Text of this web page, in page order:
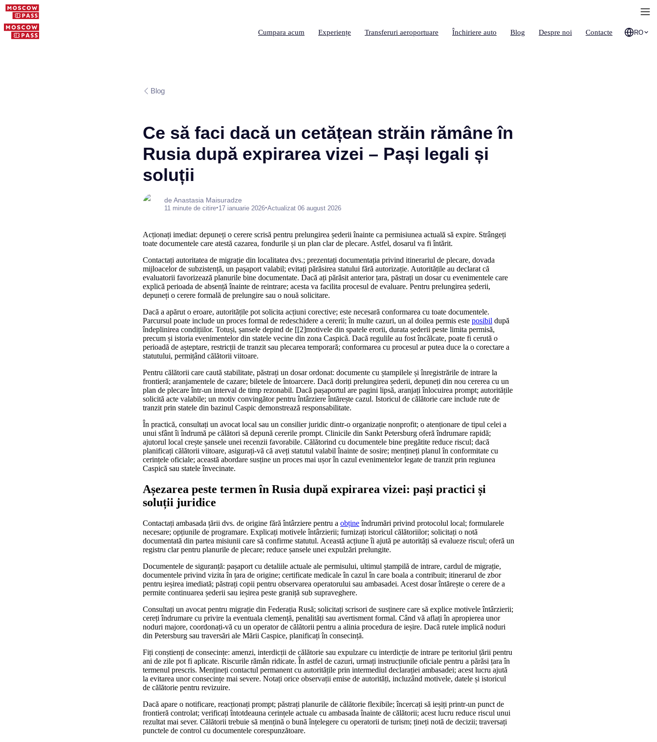
Cumpara acum Experiențe Transferuri aeroportuare Închiriere auto Blog Despre noi Contacte RO
Blog
Ce să faci dacă un cetățean străin rămâne în
Rusia după expirarea vizei – Pași legali și
soluții
de Anastasia Maisuradze
11 minute de citire•17 ianuarie 2026•Actualizat 06 august 2026
Acționați imediat: depuneți o cerere scrisă pentru prelungirea șederii înainte ca permisiunea actuală să expire. Strângeți
toate documentele care atestă cazarea, fondurile și un plan clar de plecare. Astfel, dosarul va fi întărit.
Contactați autoritatea de migrație din localitatea dvs.; prezentați documentația privind itinerariul de plecare, dovada
mijloacelor de subzistență, un pașaport valabil; evitați părăsirea statului fără autorizație. Autoritățile au declarat că
evaluatorii favorizează planurile bine documentate. Dacă ați părăsit anterior țara, păstrați un dosar cu evenimentele care
explică perioada de absență înainte de reintrare; acesta va facilita procesul de evaluare. Pentru prelungirea șederii,
depuneți o cerere formală de prelungire sau o nouă solicitare.
Dacă a apărut o eroare, autoritățile pot solicita acțiuni corective; este necesară conformarea cu toate documentele.
Parcursul poate include un proces formal de redeschidere a cererii; în multe cazuri, un al doilea permis este posibil după
îndeplinirea condițiilor. Totuși, șansele depind de [[2]motivele din spatele erorii, durata șederii peste limita permisă,
precum și istoria evenimentelor din statele vecine din zona Caspică. Dacă regulile au fost încălcate, poate fi cerută o
perioadă de așteptare, restricții de tranzit sau plecarea temporară; conformarea cu procesul ar putea duce la o corectare a
statutului, permițând călătorii viitoare.
Pentru călătorii care caută stabilitate, păstrați un dosar ordonat: documente cu ștampilele și înregistrările de intrare la
frontieră; aranjamentele de cazare; biletele de întoarcere. Dacă doriți prelungirea șederii, depuneți din nou cererea cu un
plan de plecare într-un interval de timp rezonabil. Dacă pașaportul are pagini lipsă, aranjați înlocuirea prompt; autoritățile
solicită acte valabile; un motiv convingător pentru întârziere întărește cazul. Istoricul de călătorie care include rute de
tranzit prin statele din bazinul Caspic demonstrează responsabilitate.
În practică, consultați un avocat local sau un consilier juridic dintr-o organizație nonprofit; o atenționare de tipul celei a
unui sfânt îi îndrumă pe călători să depună cererile prompt. Clinicile din Sankt Petersburg oferă îndrumare rapidă;
ajutorul local crește șansele unei recenzii favorabile. Călătorind cu documentele bine pregătite reduce riscul; dacă
planificați călătorii viitoare, asigurați-vă că aveți statutul valabil înainte de sosire; mențineți planul în conformitate cu
cerințele oficiale; această abordare susține un proces mai ușor în cazul evenimentelor legate de tranzit prin regiunea
Caspică sau statele învecinate.
Așezarea peste termen în Rusia după expirarea vizei: pași practici și
soluții juridice
Contactați ambasada țării dvs. de origine fără întârziere pentru a obțineîndrumări privind protocolul local; formularele
necesare; opțiunile de programare. Explicați motivele întârzierii; furnizați istoricul călătoriilor; solicitați o notă
documentată din partea misiunii care să confirme statutul. Această acțiune îi ajută pe autorități să evalueze riscul; oferă un
registru clar pentru planurile de plecare; reduce șansele unei expulzări prelungite.
Documentele de siguranță: pașaport cu detaliile actuale ale permisului, ultimul ștampilă de intrare, cardul de migrație,
documentele privind vizita în țara de origine; certificate medicale în cazul în care boala a contribuit; itinerarul de zbor
pentru ieșirea imediată; păstrați copii pentru observarea operatorului sau ambasadei. Acest dosar întărește o cerere de a
permite continuarea șederii sau ieșirea peste graniță sub supraveghere.
Consultați un avocat pentru migrație din Federația Rusă; solicitați scrisori de susținere care să explice motivele întârzierii;
cereți îndrumare cu privire la eventuala clemență, penalități sau avertisment formal. Când vă aflați în apropierea unor
noduri majore, coordonați-vă cu un operator de călătorii pentru a alinia procedura de ieșire. Dacă rutele implică noduri
din Petersburg sau traversări ale Mării Caspice, planificați în consecință.
Fiți conștienți de consecințe: amenzi, interdicții de călătorie sau expulzare cu interdicție de intrare pe teritoriul țării pentru
ani de zile pot fi aplicate. Riscurile rămân ridicate. În astfel de cazuri, urmați instrucțiunile oficiale pentru a părăsi țara în
termenul prescris. Mențineți contactul permanent cu autoritățile prin intermediul declarației ambasadei; acest lucru ajută
la evitarea unor consecințe mai severe. Notați orice observații emise de autorități, incluzând motivele, datele și istoricul
de călătorie pentru revizuire.
Dacă apare o notificare, reacționați prompt; păstrați planurile de călătorie flexibile; încercați să ieșiți printr-un punct de
frontieră controlat; verificați întotdeauna cerințele actuale cu ambasada înainte de călătorii; acest lucru reduce riscul unui
rezultat mai sever. Călătorii trebuie să mențină o bună înțelegere cu operatorii de turism; țineți notă de decizii; traversați
punctele de control cu documentele corespunzătoare.